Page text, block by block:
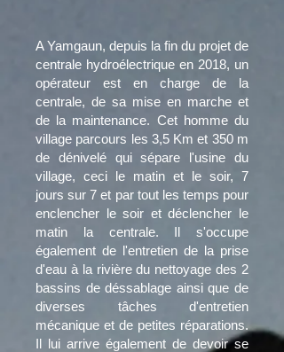
A Yamgaun, depuis la fin du projet de
centrale hydroélectrique en 2018, un
opérateur est en charge de la
centrale, de sa mise en marche et
de la maintenance. Cet homme du
village parcours les 3,5 Km et 350 m
de dénivelé qui sépare l'usine du
village, ceci le matin et le soir, 7
jours sur 7 et par tout les temps pour
enclencher le soir et déclencher le
matin la centrale. Il s'occupe
également de l'entretien de la prise
d'eau à la rivière du nettoyage des 2
bassins de déssablage ainsi que de
diverses tâches d'entretien
mécanique et de petites réparations.
Il lui arrive également de devoir se